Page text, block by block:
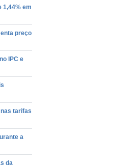
1,44% em
preço
IPC e
tarifas
a
da